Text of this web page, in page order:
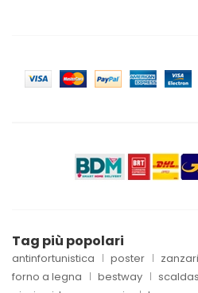
Tag più popolari
antinfortunistica poster
forno a legna
bestway